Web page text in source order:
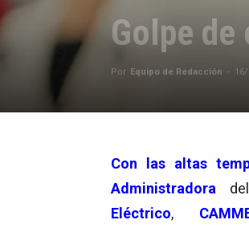
Golpe de
Por Equipo de Redacción -
Con las altas
Administradora
Eléctrico,